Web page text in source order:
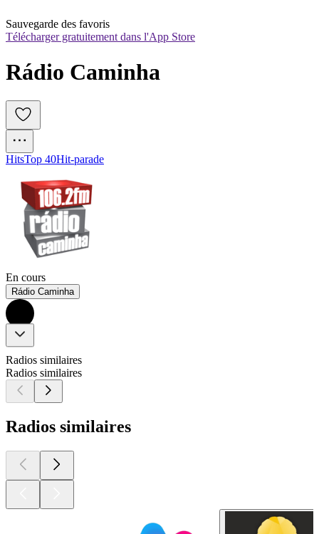
Sauvegarde des favoris
Télécharger gratuitement dans l'App Store
Rádio Caminha
HitsTop 40Hit-parade
En cours
Rádio Caminha
Radios similaires
Radios similaires
Radios similaires